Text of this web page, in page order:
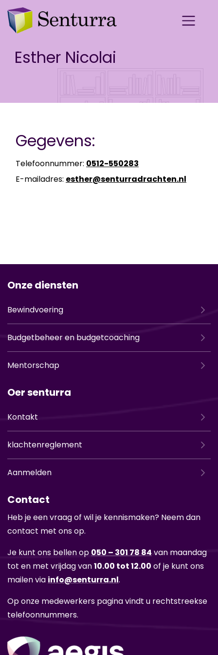
Esther Nicolai
Gegevens:
Telefoonnummer: 0512-550283
E-mailadres: esther@senturradrachten.nl
Onze diensten
Bewindvoering
Budgetbeheer en budgetcoaching
Mentorschap
Oer senturra
Kontakt
klachtenreglement
Aanmelden
Contact
Heb je een vraag of wil je kennismaken? Neem dan
contact met ons op.
Je kunt ons bellen op 050 – 301 78 84 van maandag
tot en met vrijdag van10.00 tot 12.00 of je kunt ons
mailen via info@senturra.nl.
Op onze medewerkers pagina vindt u rechtstreekse
telefoonnummers.